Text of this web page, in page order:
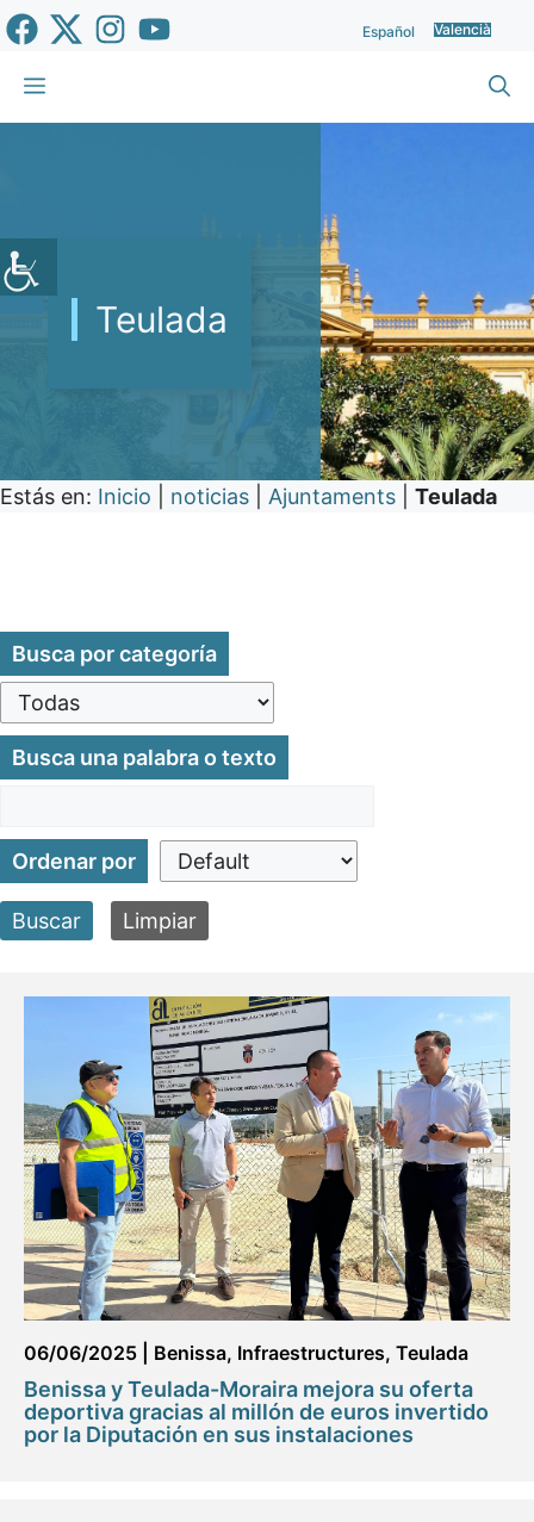
Vés
al
contingut
Español Valencià
Menu
Teulada
Estás en: Inicio noticias Ajuntaments Teulada
Busca por categoría
Busca una palabra o texto
Ordenar por
Buscar Limpiar
06/06/2025 Benissa, Infraestructures, Teulada
Benissa y Teulada-Moraira mejora su oferta
deportiva gracias al millón de euros invertido
por la Diputación en sus instalaciones